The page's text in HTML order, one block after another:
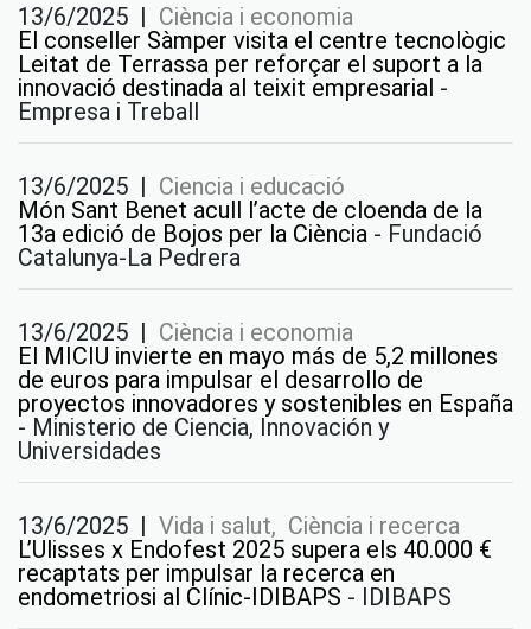
13/6/2025 | Ciència i economia
El conseller Sàmper visita el centre tecnològic
Leitat de Terrassa per reforçar el suport a la
innovació destinada al teixit empresarial -
Empresa i Treball
13/6/2025 | Ciencia i educació
Món Sant Benet acull l’acte de cloenda de la
13a edició de Bojos per la Ciència - Fundació
Catalunya-La Pedrera
13/6/2025 | Ciència i economia
El MICIU invierte en mayo más de 5,2 millones
de euros para impulsar el desarrollo de
proyectos innovadores y sostenibles en España
- Ministerio de Ciencia, Innovación y
Universidades
13/6/2025 | Vida i salut, Ciència i recerca
L’Ulisses x Endofest 2025 supera els 40.000 €
recaptats per impulsar la recerca en
endometriosi al Clínic-IDIBAPS - IDIBAPS